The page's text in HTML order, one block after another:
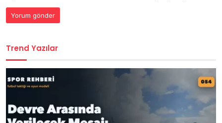
Trend Yazılar